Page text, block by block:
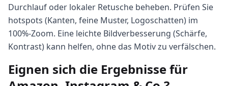
Durchlauf oder lokaler Retusche beheben. Prüfen Sie
hotspots (Kanten, feine Muster, Logoschatten) im
100%-Zoom. Eine leichte Bildverbesserung (Schärfe,
Kontrast) kann helfen, ohne das Motiv zu verfälschen.
Eignen sich die Ergebnisse für